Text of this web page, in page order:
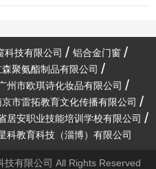
科技有限公司
铝合金门窗
聚氨酯制品有限公司
州市欧琪诗化妆品有限公司
京市雷拓教育文化传播有限公司
居安职业技能培训学校有限公司
科教育科技（淄博）有限公司
有限公司 All Rights Reserved